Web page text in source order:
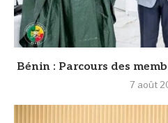
Bénin : Parcours des
7 août